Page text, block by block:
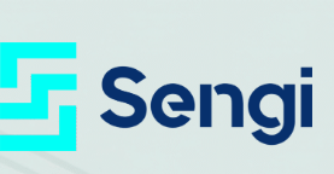
a
t
a
r